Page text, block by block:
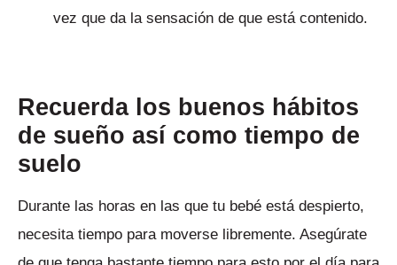
vez que da la sensación de que está contenido.
Recuerda los buenos hábitos
de sueño así como tiempo de
suelo
Durante las horas en las que tu bebé está despierto,
necesita tiempo para moverse libremente. Asegúrate